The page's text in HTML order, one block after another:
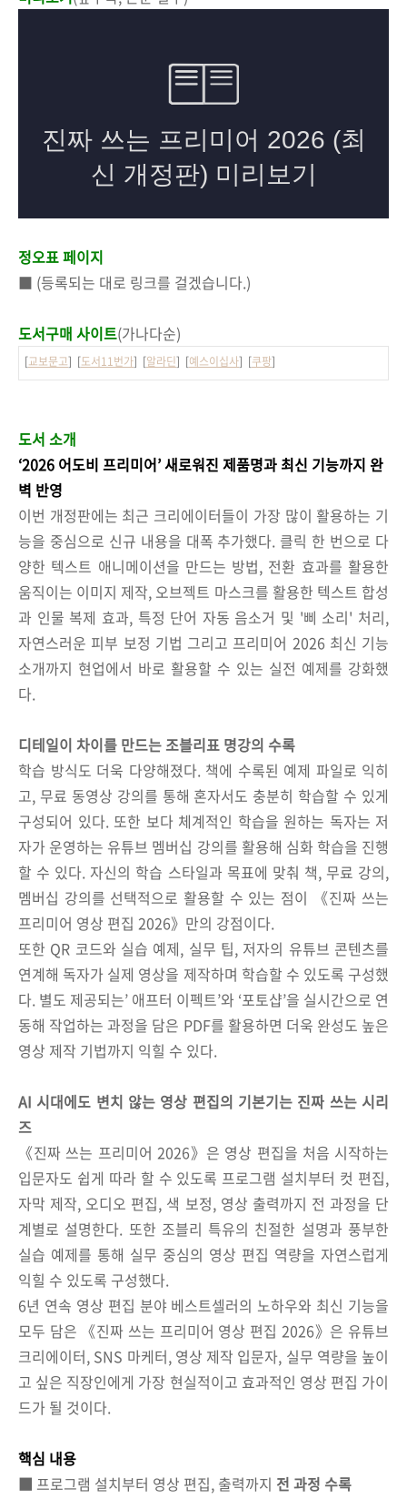
정오표 페이지
■ (등록되는 대로 링크를 걸겠습니다.)
도서구매 사이트(가나다순)
[교보문고] [도서11번가] [알라딘] [예스이십사] [쿠팡]
도서 소개
‘2026 어도비 프리미어’ 새로워진 제품명과 최신 기능까지 완
벽 반영
이번 개정판에는 최근 크리에이터들이 가장 많이 활용하는 기
능을 중심으로 신규 내용을 대폭 추가했다. 클릭 한 번으로 다
양한 텍스트 애니메이션을 만드는 방법, 전환 효과를 활용한
움직이는 이미지 제작, 오브젝트 마스크를 활용한 텍스트 합성
과 인물 복제 효과, 특정 단어 자동 음소거 및 '삐 소리' 처리,
자연스러운 피부 보정 기법 그리고 프리미어 2026 최신 기능
소개까지 현업에서 바로 활용할 수 있는 실전 예제를 강화했
다.
디테일이 차이를 만드는 조블리표 명강의 수록
학습 방식도 더욱 다양해졌다. 책에 수록된 예제 파일로 익히
고, 무료 동영상 강의를 통해 혼자서도 충분히 학습할 수 있게
구성되어 있다. 또한 보다 체계적인 학습을 원하는 독자는 저
자가 운영하는 유튜브 멤버십 강의를 활용해 심화 학습을 진행
할 수 있다. 자신의 학습 스타일과 목표에 맞춰 책, 무료 강의,
멤버십 강의를 선택적으로 활용할 수 있는 점이 《진짜 쓰는
프리미어 영상 편집 2026》만의 강점이다.
또한 QR 코드와 실습 예제, 실무 팁, 저자의 유튜브 콘텐츠를
연계해 독자가 실제 영상을 제작하며 학습할 수 있도록 구성했
다. 별도 제공되는’ 애프터 이펙트’와 ‘포토샵’을 실시간으로 연
동해 작업하는 과정을 담은 PDF를 활용하면 더욱 완성도 높은
영상 제작 기법까지 익힐 수 있다.
AI 시대에도 변치 않는 영상 편집의 기본기는 진짜 쓰는 시리
즈
《진짜 쓰는 프리미어 2026》은 영상 편집을 처음 시작하는
입문자도 쉽게 따라 할 수 있도록 프로그램 설치부터 컷 편집,
자막 제작, 오디오 편집, 색 보정, 영상 출력까지 전 과정을 단
계별로 설명한다. 또한 조블리 특유의 친절한 설명과 풍부한
실습 예제를 통해 실무 중심의 영상 편집 역량을 자연스럽게
익힐 수 있도록 구성했다.
6년 연속 영상 편집 분야 베스트셀러의 노하우와 최신 기능을
모두 담은 《진짜 쓰는 프리미어 영상 편집 2026》은 유튜브
크리에이터, SNS 마케터, 영상 제작 입문자, 실무 역량을 높이
고 싶은 직장인에게 가장 현실적이고 효과적인 영상 편집 가이
드가 될 것이다.
핵심 내용
■ 프로그램 설치부터 영상 편집, 출력까지 전 과정 수록